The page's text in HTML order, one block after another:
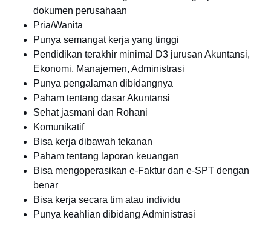
dokumen perusahaan
Pria/Wanita
Punya semangat kerja yang tinggi
Pendidikan terakhir minimal D3 jurusan Akuntansi,
Ekonomi, Manajemen, Administrasi
Punya pengalaman dibidangnya
Paham tentang dasar Akuntansi
Sehat jasmani dan Rohani
Komunikatif
Bisa kerja dibawah tekanan
Paham tentang laporan keuangan
Bisa mengoperasikan e-Faktur dan e-SPT dengan
benar
Bisa kerja secara tim atau individu
Punya keahlian dibidang Administrasi